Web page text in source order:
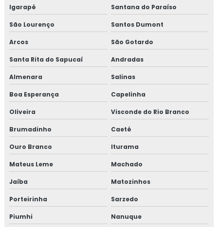
Curso iso 17025 online
Curso de rotulagem nutricional
Curso de rotulagem nutricional online
Empresa de consultoria para empresa alimentícia
Empresa de consultoria gmp
Empresa de consultoria para setor alimentício
Empresa de consultoria para setor de alimentos
Empresa de curso gmp
Empresa de treinamento para empresa alimentícia
Empresa de treinamento para setor alimentício
Igarapé Santana do Paraíso
São Lourenço Santos Dumont
Arcos São Gotardo
Santa Rita do Sapucaí Andradas
Almenara Salinas
Boa Esperança Capelinha
Oliveira Visconde do Rio Branco
Brumadinho Caeté
Ouro Branco Iturama
Mateus Leme Machado
Jaíba Matozinhos
Porteirinha Sarzedo
Piumhi Nanuque